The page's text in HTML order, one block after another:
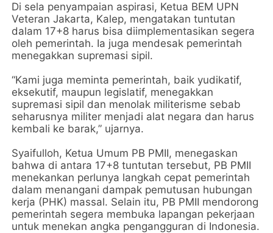
Di sela penyampaian aspirasi, Ketua BEM UPN
Veteran Jakarta, Kalep, mengatakan tuntutan
dalam 17+8 harus bisa diimplementasikan segera
oleh pemerintah. Ia juga mendesak pemerintah
menegakkan supremasi sipil.
“Kami juga meminta pemerintah, baik yudikatif,
eksekutif, maupun legislatif, menegakkan
supremasi sipil dan menolak militerisme sebab
seharusnya militer menjadi alat negara dan harus
kembali ke barak,” ujarnya.
Syaifulloh, Ketua Umum PB PMII, menegaskan
bahwa di antara 17+8 tuntutan tersebut, PB PMII
menekankan perlunya langkah cepat pemerintah
dalam menangani dampak pemutusan hubungan
kerja (PHK) massal. Selain itu, PB PMII mendorong
pemerintah segera membuka lapangan pekerjaan
untuk menekan angka pengangguran di Indonesia.